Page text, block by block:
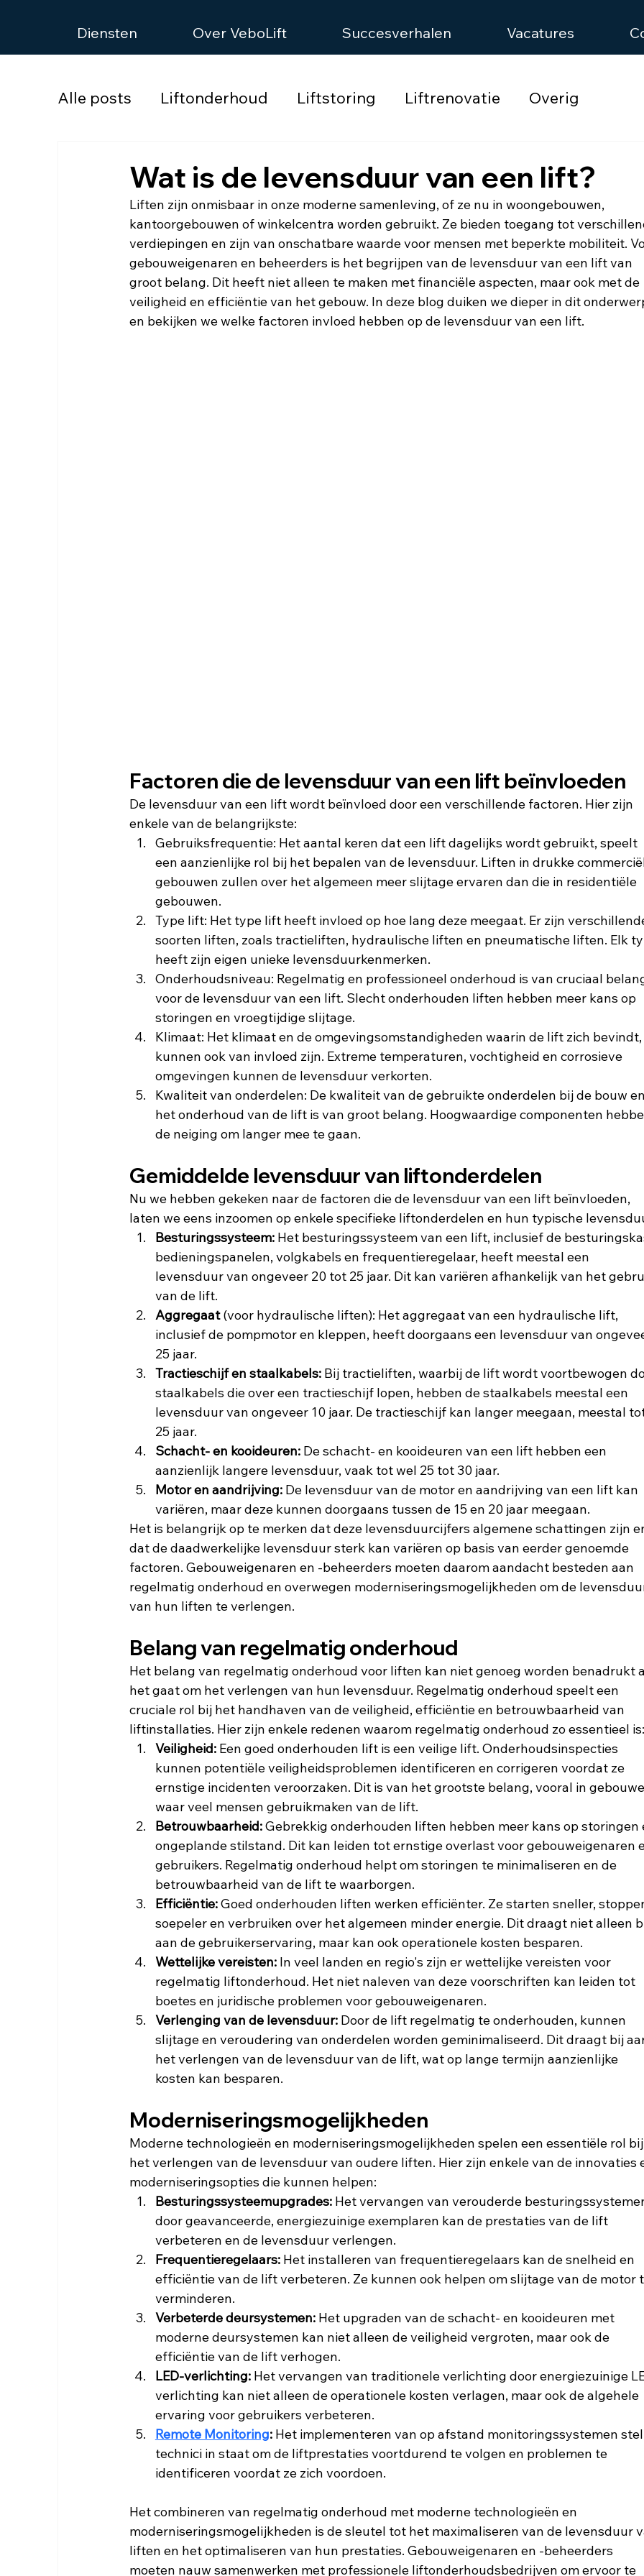
Alle posts Liftonderhoud Liftstoring Liftrenovatie Overig
Wat is de levensduur van een lift?
Liften zijn onmisbaar in onze moderne samenleving, of ze nu in woongebouwen,
kantoorgebouwen of winkelcentra worden gebruikt. Ze bieden toegang tot
verdiepingen en zijn van onschatbare waarde voor mensen met beperkte mobiliteit.
gebouweigenaren en beheerders is het begrijpen van de levensduur van een lift van
groot belang. Dit heeft niet alleen te maken met financiële aspecten, maar ook met de
veiligheid en efficiëntie van het gebouw. In deze blog duiken we dieper in dit
en bekijken we welke factoren invloed hebben op de levensduur van een lift.
Factoren die de levensduur van een lift beïnvloeden
De levensduur van een lift wordt beïnvloed door een verschillende factoren. Hier zijn
enkele van de belangrijkste:
Gebruiksfrequentie: Het aantal keren dat een lift dagelijks wordt gebruikt, speelt
een aanzienlijke rol bij het bepalen van de levensduur. Liften in drukke
gebouwen zullen over het algemeen meer slijtage ervaren dan die in residentiële
gebouwen.
Type lift: Het type lift heeft invloed op hoe lang deze meegaat. Er zijn
soorten liften, zoals tractieliften, hydraulische liften en pneumatische liften. Elk
heeft zijn eigen unieke levensduurkenmerken.
Onderhoudsniveau: Regelmatig en professioneel onderhoud is van cruciaal
voor de levensduur van een lift. Slecht onderhouden liften hebben meer kans op
storingen en vroegtijdige slijtage.
Klimaat: Het klimaat en de omgevingsomstandigheden waarin de lift zich bevindt,
kunnen ook van invloed zijn. Extreme temperaturen, vochtigheid en corrosieve
omgevingen kunnen de levensduur verkorten.
Kwaliteit van onderdelen: De kwaliteit van de gebruikte onderdelen bij de bouw en
het onderhoud van de lift is van groot belang. Hoogwaardige componenten
de neiging om langer mee te gaan.
Gemiddelde levensduur van liftonderdelen
Nu we hebben gekeken naar de factoren die de levensduur van een lift beïnvloeden,
laten we eens inzoomen op enkele specifieke liftonderdelen en hun typische
Besturingssysteem: Het besturingssysteem van een lift, inclusief de
bedieningspanelen, volgkabels en frequentieregelaar, heeft meestal een
levensduur van ongeveer 20 tot 25 jaar. Dit kan variëren afhankelijk van het
van de lift.
Aggregaat (voor hydraulische liften): Het aggregaat van een hydraulische lift,
inclusief de pompmotor en kleppen, heeft doorgaans een levensduur van
25 jaar.
Tractieschijf en staalkabels: Bij tractieliften, waarbij de lift wordt voortbewogen
staalkabels die over een tractieschijf lopen, hebben de staalkabels meestal een
levensduur van ongeveer 10 jaar. De tractieschijf kan langer meegaan, meestal
25 jaar.
Schacht- en kooideuren: De schacht- en kooideuren van een lift hebben een
aanzienlijk langere levensduur, vaak tot wel 25 tot 30 jaar.
Motor en aandrijving: De levensduur van de motor en aandrijving van een lift kan
variëren, maar deze kunnen doorgaans tussen de 15 en 20 jaar meegaan.
Het is belangrijk op te merken dat deze levensduurcijfers algemene schattingen zijn
dat de daadwerkelijke levensduur sterk kan variëren op basis van eerder genoemde
factoren. Gebouweigenaren en -beheerders moeten daarom aandacht besteden aan
regelmatig onderhoud en overwegen moderniseringsmogelijkheden om de
van hun liften te verlengen.
Belang van regelmatig onderhoud
Het belang van regelmatig onderhoud voor liften kan niet genoeg worden benadrukt
het gaat om het verlengen van hun levensduur. Regelmatig onderhoud speelt een
cruciale rol bij het handhaven van de veiligheid, efficiëntie en betrouwbaarheid van
liftinstallaties. Hier zijn enkele redenen waarom regelmatig onderhoud zo essentieel is:
Veiligheid: Een goed onderhouden lift is een veilige lift. Onderhoudsinspecties
kunnen potentiële veiligheidsproblemen identificeren en corrigeren voordat ze
ernstige incidenten veroorzaken. Dit is van het grootste belang, vooral in
waar veel mensen gebruikmaken van de lift.
Betrouwbaarheid: Gebrekkig onderhouden liften hebben meer kans op storingen
ongeplande stilstand. Dit kan leiden tot ernstige overlast voor gebouweigenaren
gebruikers. Regelmatig onderhoud helpt om storingen te minimaliseren en de
betrouwbaarheid van de lift te waarborgen.
Efficiëntie: Goed onderhouden liften werken efficiënter. Ze starten sneller,
soepeler en verbruiken over het algemeen minder energie. Dit draagt niet alleen
aan de gebruikerservaring, maar kan ook operationele kosten besparen.
Wettelijke vereisten: In veel landen en regio's zijn er wettelijke vereisten voor
regelmatig liftonderhoud. Het niet naleven van deze voorschriften kan leiden tot
boetes en juridische problemen voor gebouweigenaren.
Verlenging van de levensduur: Door de lift regelmatig te onderhouden, kunnen
slijtage en veroudering van onderdelen worden geminimaliseerd. Dit draagt bij
het verlengen van de levensduur van de lift, wat op lange termijn aanzienlijke
kosten kan besparen.
Moderniseringsmogelijkheden
Moderne technologieën en moderniseringsmogelijkheden spelen een essentiële rol bij
het verlengen van de levensduur van oudere liften. Hier zijn enkele van de innovaties
moderniseringsopties die kunnen helpen:
Besturingssysteemupgrades: Het vervangen van verouderde
door geavanceerde, energiezuinige exemplaren kan de prestaties van de lift
verbeteren en de levensduur verlengen.
Frequentieregelaars: Het installeren van frequentieregelaars kan de snelheid en
efficiëntie van de lift verbeteren. Ze kunnen ook helpen om slijtage van de motor
verminderen.
Verbeterde deursystemen: Het upgraden van de schacht- en kooideuren met
moderne deursystemen kan niet alleen de veiligheid vergroten, maar ook de
efficiëntie van de lift verhogen.
LED-verlichting: Het vervangen van traditionele verlichting door energiezuinige
verlichting kan niet alleen de operationele kosten verlagen, maar ook de algehele
ervaring voor gebruikers verbeteren.
Remote Monitoring: Het implementeren van op afstand monitoringssystemen
technici in staat om de liftprestaties voortdurend te volgen en problemen te
identificeren voordat ze zich voordoen.
Het combineren van regelmatig onderhoud met moderne technologieën en
moderniseringsmogelijkheden is de sleutel tot het maximaliseren van de levensduur
liften en het optimaliseren van hun prestaties. Gebouweigenaren en -beheerders
moeten nauw samenwerken met professionele liftonderhoudsbedrijven om ervoor te
Diensten Over VeboLift Succesverhalen Vacatures